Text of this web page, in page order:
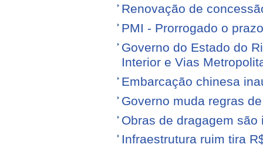
Renovação de
PMI - Prorrogado o
Governo do Estado do
Interior e Vias
Embarcação chinesa
Governo muda regras
Obras de dragagem
Infraestrutura ruim tira